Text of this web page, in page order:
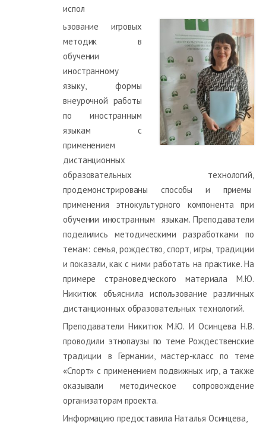
испол
ьзование игровых
методик в
обучении
иностранному
языку, формы
внеурочной работы
по иностранным
языкам с
применением
дистанционных
образовательных технологий,
продемонстрированы способы и приемы
применения этнокультурного компонента при
обучении иностранным языкам. Преподаватели
поделились методическими разработками по
темам: семья, рождество, спорт, игры, традиции
и показали, как с ними работать на практике. На
примере страноведческого материала М.Ю.
Никитюк объяснила использование различных
дистанционных образовательных технологий.
Преподаватели Никитюк М.Ю. И Осинцева Н.В.
проводили этнопаузы по теме Рождественские
традиции в Германии, мастер-класс по теме
«Спорт» с применением подвижных игр, а также
оказывали методическое сопровождение
организаторам проекта.
Информацию предоставила Наталья Осинцева,